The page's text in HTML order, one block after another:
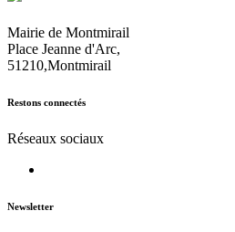
Mairie de Montmirail
Place Jeanne d'Arc,
51210,Montmirail
Restons connectés
Réseaux sociaux
Newsletter